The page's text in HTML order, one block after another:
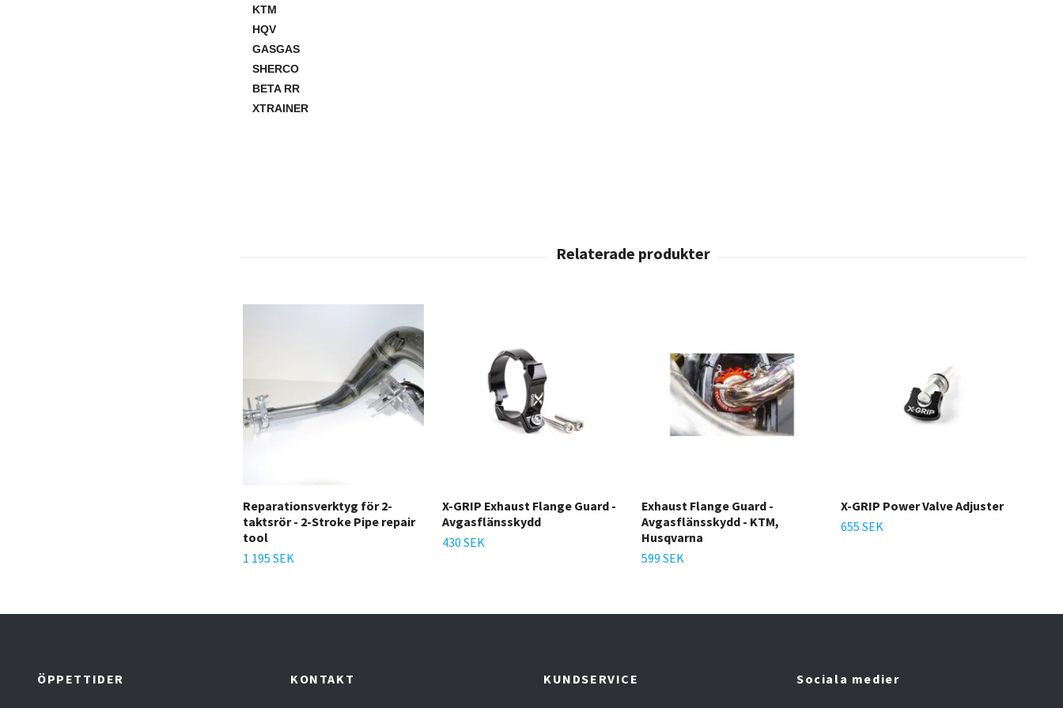
KTM
HQV
GASGAS
SHERCO
BETA RR
XTRAINER
Reparationsverktyg för 2-
taktsrör - 2-Stroke Pipe repair
tool
1 195 SEK
X-GRIP Exhaust Flange Guard -
Avgasflänsskydd
430 SEK
Exhaust Flange Guard -
Avgasflänsskydd - KTM,
Husqvarna
599 SEK
X-GRIP Power Valve Adjuster
655 SEK
ÖPPETTIDER KONTAKT KUNDSERVICE Sociala medier